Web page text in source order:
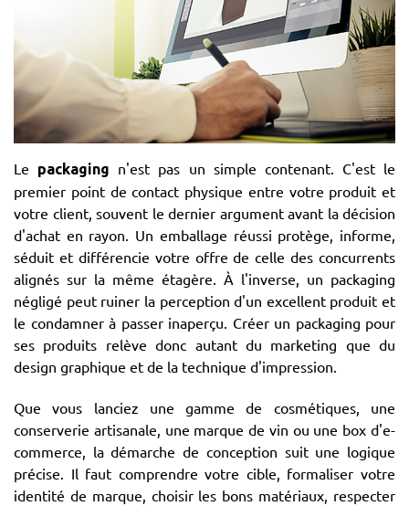
Le packaging
n'est pas un simple contenant. C'est le
premier point de contact physique entre votre produit et
votre client, souvent le dernier argument avant la décision
d'achat en rayon. Un emballage réussi protège, informe,
séduit et différencie votre offre de celle des concurrents
alignés sur la même étagère. À l'inverse, un packaging
négligé peut ruiner la perception d'un excellent produit et
le condamner à passer inaperçu. Créer un packaging pour
ses produits relève donc autant du marketing que du
design graphique et de la technique d'impression.
Que vous lanciez une gamme de cosmétiques, une
conserverie artisanale, une marque de vin ou une box d'e-
commerce, la démarche de conception suit une logique
précise. Il faut comprendre votre cible, formaliser votre
identité de marque, choisir les bons matériaux, respecter